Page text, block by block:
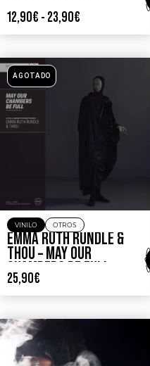
12,90€ - 23,90€
AGOTADO
VINILO OTROS
EMMA RUTH RUNDLE &
THOU – MAY OUR
CHAMBERS BE FULL
25,90€